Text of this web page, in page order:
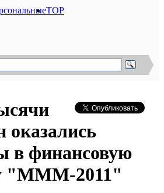
TOP
оказались
в финансовую
"МММ-2011"